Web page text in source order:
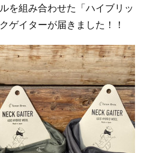
を組み合わせた「ハイブリッ
ゲイターが届きました！！